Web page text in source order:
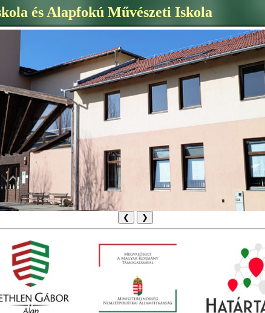
és Alapfokú Művészeti Iskola
❮ ❯